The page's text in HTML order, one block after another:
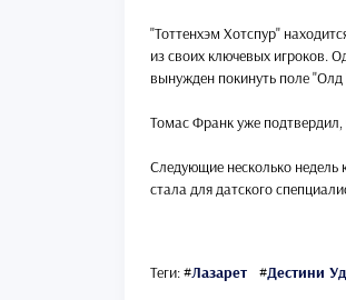
"Тоттенхэм Хотспур"
из своих ключевых игроков.
вынужден покинуть поле
Томас Франк уже подтвердил,
Следующие несколько недель
стала для датского
Теги:#Лазарет #Дестини